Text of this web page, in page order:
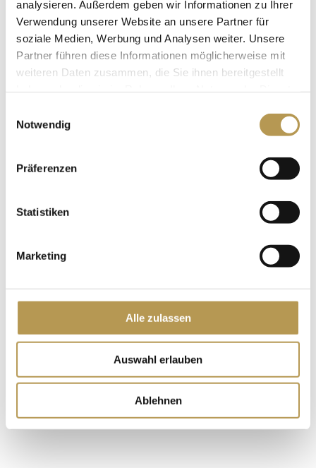
analysieren. Außerdem geben wir Informationen zu Ihrer
Verwendung unserer Website an unsere Partner für
soziale Medien, Werbung und Analysen weiter. Unsere
Partner führen diese Informationen möglicherweise mit
weiteren Daten zusammen, die Sie ihnen bereitgestellt
Notwendig
Präferenzen
Statistiken
Marketing
Alle zulassen
Auswahl erlauben
Ablehnen